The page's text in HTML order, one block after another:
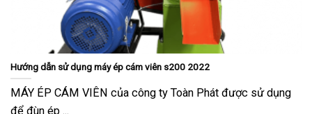
Hướng dẫn sử dụng máy ép cám viên s200 2022
MÁY ÉP CÁM VIÊN của công ty Toàn Phát được sử dụng
để đùn ép ...